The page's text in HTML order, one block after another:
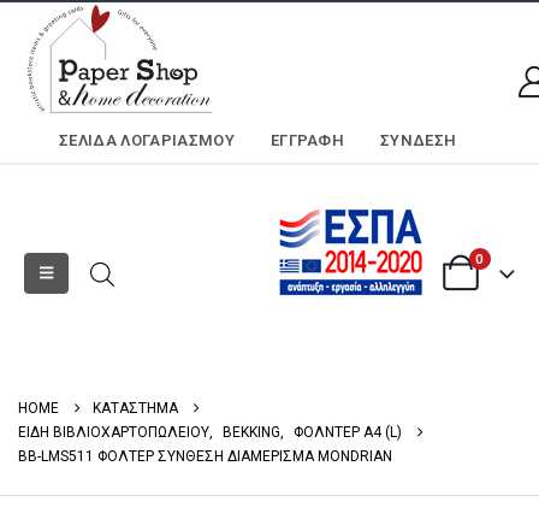
ΣΕΛΊΔΑ ΛΟΓΑΡΙΑΣΜΟΎ ΕΓΓΡΑΦΗ ΣΎΝΔΕΣΗ
0
HOME
ΚΑΤΑΣΤΗΜΑ
ΕΙΔΗ ΒΙΒΛΙΟΧΑΡΤΟΠΩΛΕΙΟΥ
BEKKING
ΦΟΛΝΤΕΡ Α4 (L)
BB-LMS511 ΦΟΛΤΕΡ ΣΥΝΘΕΣΗ ΔΙΑΜΕΡΙΣΜΑ MONDRIAN